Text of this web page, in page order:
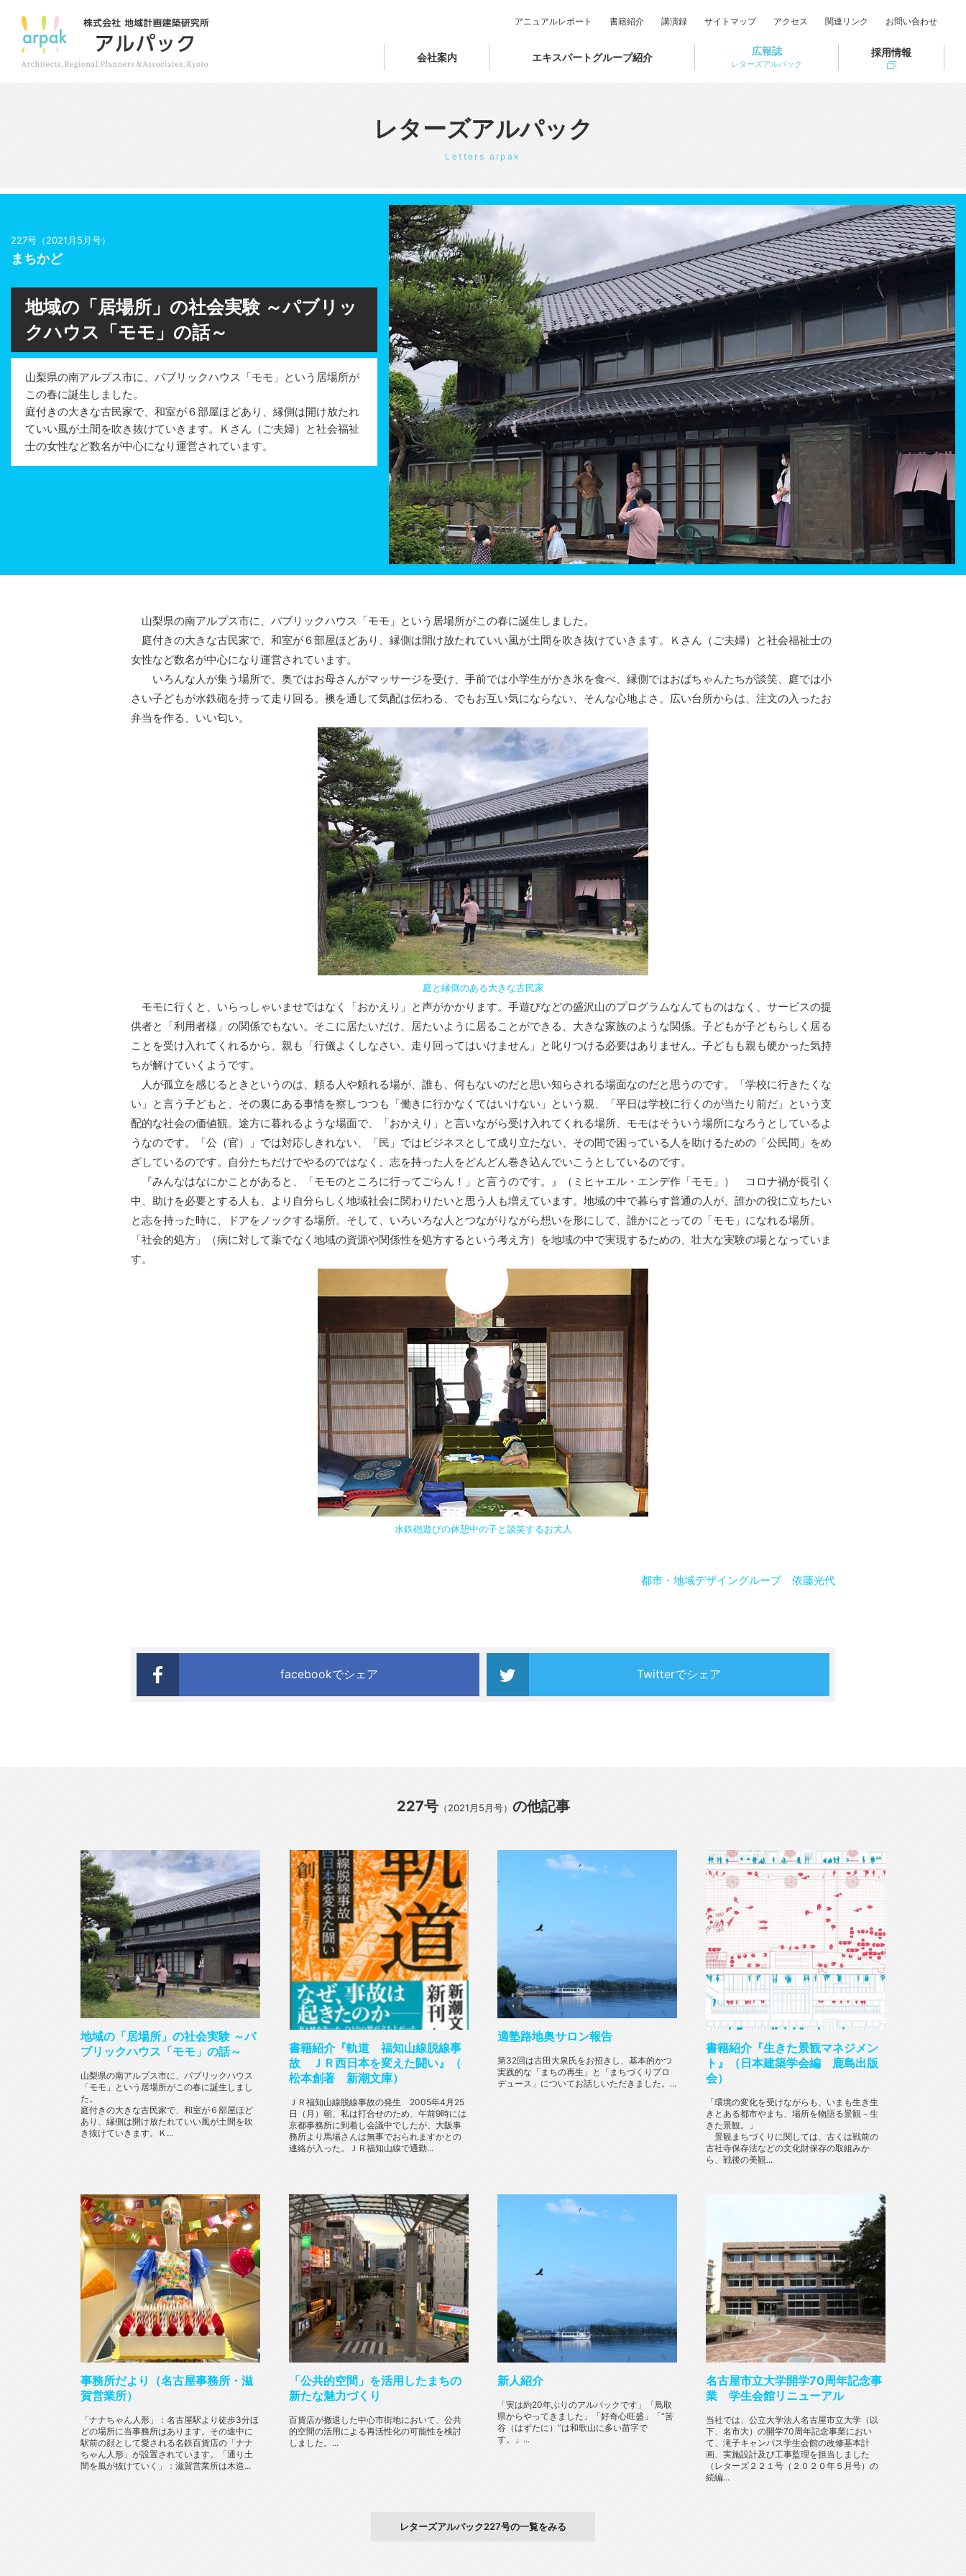
会社案内 エキスパートグループ紹介
広報誌
レターズアルパック
採用情報
アニュアルレポート 書籍紹介 講演録 サイトマップ アクセス 関連リンク お問い合わせ
レターズアルパック
Letters arpak
227号（2021月5月号）
まちかど
地域の「居場所」の社会実験 ～パブリッ
クハウス「モモ」の話～
山梨県の南アルプス市に、パブリックハウス「モモ」という居場所が
この春に誕生しました。
庭付きの大きな古民家で、和室が６部屋ほどあり、縁側は開け放たれ
ていい風が土間を吹き抜けていきます。Ｋさん（ご夫婦）と社会福祉
士の女性など数名が中心になり運営されています。
山梨県の南アルプス市に、パブリックハウス「モモ」という居場所がこの春に誕生しました。
庭付きの大きな古民家で、和室が６部屋ほどあり、縁側は開け放たれていい風が土間を吹き抜けていきます。Ｋさん（ご夫婦）と社会福祉士の
女性など数名が中心になり運営されています。
いろんな人が集う場所で、奥ではお母さんがマッサージを受け、手前では小学生がかき氷を食べ、縁側ではおばちゃんたちが談笑、庭では小
さい子どもが水鉄砲を持って走り回る。襖を通して気配は伝わる、でもお互い気にならない、そんな心地よさ。広い台所からは、注文の入ったお
弁当を作る、いい匂い。
庭と縁側のある大きな古民家
モモに行くと、いらっしゃいませではなく「おかえり」と声がかかります。手遊びなどの盛沢山のプログラムなんてものはなく、サービスの提
供者と「利用者様」の関係でもない。そこに居たいだけ、居たいように居ることができる、大きな家族のような関係。子どもが子どもらしく居る
ことを受け入れてくれるから、親も「行儀よくしなさい、走り回ってはいけません」と叱りつける必要はありません。子どもも親も硬かった気持
ちが解けていくようです。
人が孤立を感じるときというのは、頼る人や頼れる場が、誰も、何もないのだと思い知らされる場面なのだと思うのです。「学校に行きたくな
い」と言う子どもと、その裏にある事情を察しつつも「働きに行かなくてはいけない」という親、「平日は学校に行くのが当たり前だ」という支
配的な社会の価値観。途方に暮れるような場面で、「おかえり」と言いながら受け入れてくれる場所、モモはそういう場所になろうとしているよ
うなのです。「公（官）」では対応しきれない、「民」ではビジネスとして成り立たない、その間で困っている人を助けるための「公民間」をめ
ざしているのです。自分たちだけでやるのではなく、志を持った人をどんどん巻き込んでいこうとしているのです。
『みんなはなにかことがあると、「モモのところに行ってごらん！」と言うのです。』（ミヒャエル・エンデ作「モモ」） コロナ禍が長引く
中、助けを必要とする人も、より自分らしく地域社会に関わりたいと思う人も増えています。地域の中で暮らす普通の人が、誰かの役に立ちたい
と志を持った時に、ドアをノックする場所。そして、いろいろな人とつながりながら想いを形にして、誰かにとっての「モモ」になれる場所。
「社会的処方」（病に対して薬でなく地域の資源や関係性を処方するという考え方）を地域の中で実現するための、壮大な実験の場となっていま
す。
水鉄砲遊びの休憩中の子と談笑するお大人
都市・地域デザイングループ 依藤光代
facebookでシェア Twitterでシェア
227号（2021月5月号） の他記事
地域の「居場所」の社会実験 ～パ
ブリックハウス「モモ」の話～
山梨県の南アルプス市に、パブリックハウス
「モモ」という居場所がこの春に誕生しまし
た。
庭付きの大きな古民家で、和室が６部屋ほど
あり、縁側は開け放たれていい風が土間を吹
き抜けていきます。Ｋ...
書籍紹介『軌道 福知山線脱線事
故 ＪＲ西日本を変えた闘い』（
松本創著 新潮文庫）
ＪＲ福知山線脱線事故の発生 2005年4月25
日（月）朝、私は打合せのため、午前9時には
京都事務所に到着し会議中でしたが、大阪事
務所より馬場さんは無事でおられますかとの
連絡が入った。ＪＲ福知山線で通勤...
適塾路地奥サロン報告
第32回は古田大泉氏をお招きし、基本的かつ
実践的な「まちの再生」と「まちづくりプロ
デュース」についてお話しいただきました。...
書籍紹介『生きた景観マネジメン
ト』（日本建築学会編 鹿島出版
会）
「環境の変化を受けながらも、いまも生き生
きとある都市やまち、場所を物語る景観－生
きた景観。」
景観まちづくりに関しては、古くは戦前の
古社寺保存法などの文化財保存の取組みか
ら、戦後の美観...
事務所だより（名古屋事務所・滋
賀営業所）
「ナナちゃん人形」：名古屋駅より徒歩3分ほ
どの場所に当事務所はあります。その途中に
駅前の顔として愛される名鉄百貨店の「ナナ
ちゃん人形」が設置されています。「通り土
間を風が抜けていく」：滋賀営業所は木造...
「公共的空間」を活用したまちの
新たな魅力づくり
百貨店が撤退した中心市街地において、公共
的空間の活用による再活性化の可能性を検討
しました。...
新人紹介
「実は約20年ぶりのアルパックです」「鳥取
県からやってきました」「好奇心旺盛」「“筈
谷（はずたに）”は和歌山に多い苗字で
す。」...
名古屋市立大学開学70周年記念事
業 学生会館リニューアル
当社では、公立大学法人名古屋市立大学（以
下、名市大）の開学70周年記念事業におい
て、滝子キャンパス学生会館の改修基本計
画、実施設計及び工事監理を担当しました
（レターズ２２１号（２０２０年５月号）の
続編...
レターズアルパック227号の一覧をみる